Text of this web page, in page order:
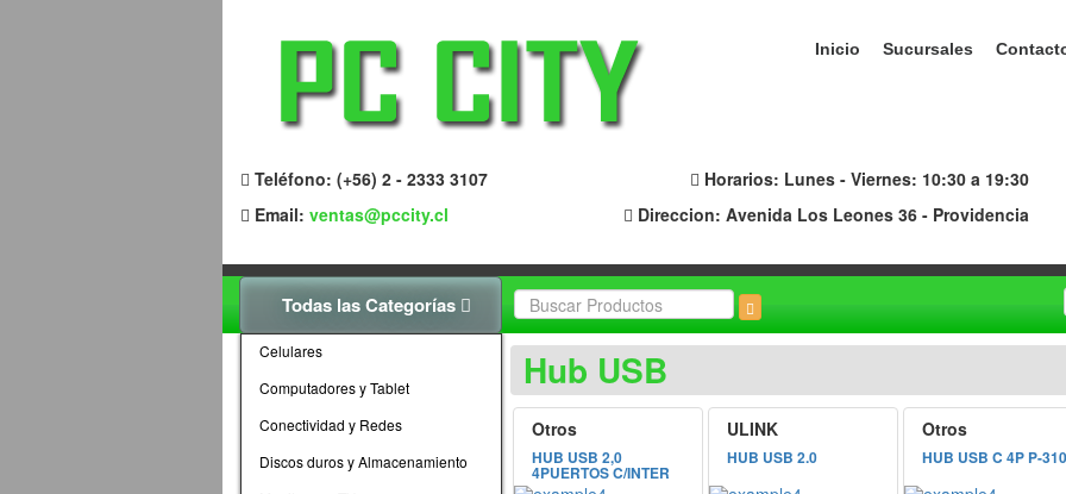
Inicio Sucursales
Teléfono: (+56) 2 - 2333 3107
Horarios: Lunes - Viernes: 10:30 a 19:30
Email: ventas@pccity.cl Direccion: Avenida Los Leones 36 - Providencia
Todas las Categorías
Celulares
Computadores y Tablet
Conectividad y Redes
Discos duros y Almacenamiento
Hub USB
Otros
HUB USB 2,0
4PUERTOS C/INTER
ULINK
HUB USB 2.0
Otros
HUB USB C 4P P-